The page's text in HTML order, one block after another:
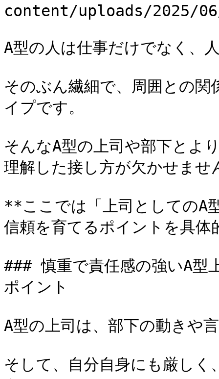
content/uploads/2025/
A型の人は仕事だけでなく、
そのぶん繊細で、周囲との
イプです。
そんなA型の上司や部下とよ
理解した接し方が欠かせませ
**ここでは「上司としてのA
信頼を育てるポイントを具
### 慎重で責任感の強いA型
ポイント
A型の上司は、部下の動きや
そして、自分自身にも厳し